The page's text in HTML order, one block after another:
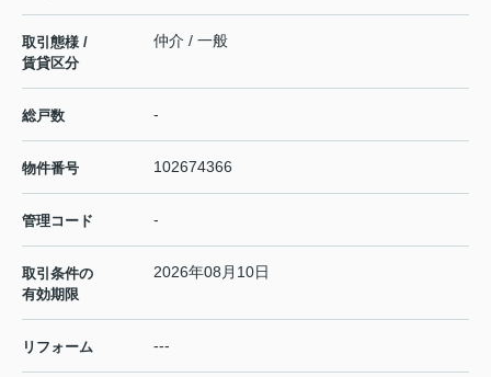
取引態様 /
賃貸区分
仲介 / 一般
総戸数 -
物件番号 102674366
管理コード -
取引条件の
有効期限
2026年08月10日
リフォーム ---